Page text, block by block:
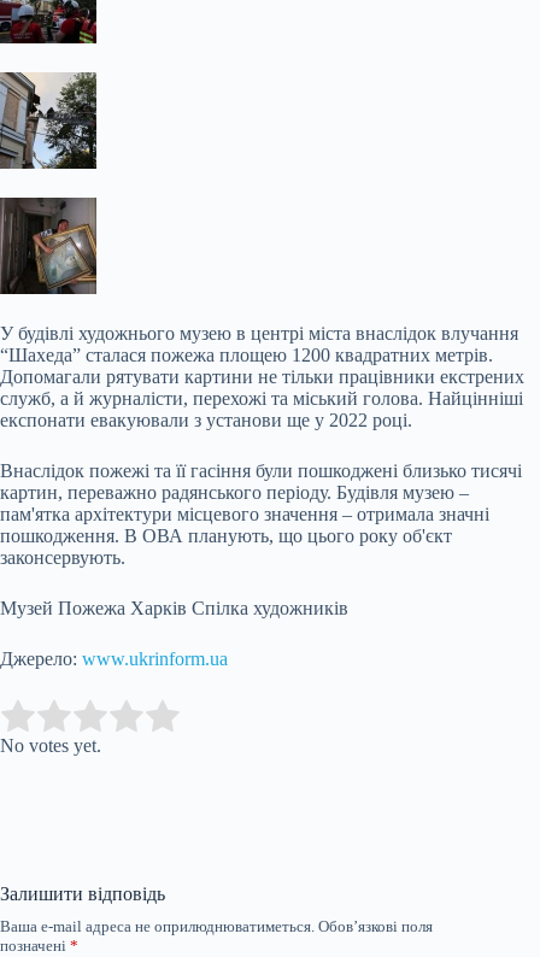
У будівлі художнього музею в центрі міста внаслідок влучання
“Шахеда” сталася пожежа площею 1200 квадратних метрів.
Допомагали рятувати картини не тільки працівники екстрених
служб, а й журналісти, перехожі та міський голова. Найцінніші
експонати евакуювали з установи ще у 2022 році.
Внаслідок пожежі та її гасіння були пошкоджені близько тисячі
картин, переважно радянського періоду. Будівля музею –
пам'ятка архітектури місцевого значення – отримала значні
пошкодження. В ОВА планують, що цього року об'єкт
законсервують.
Музей Пожежа Харків Спілка художників
Джерело: www.ukrinform.ua
Rate this item:
No votes yet.
Залишити відповідь
Ваша e-mail адреса не оприлюднюватиметься. Обов’язкові поля
позначені *